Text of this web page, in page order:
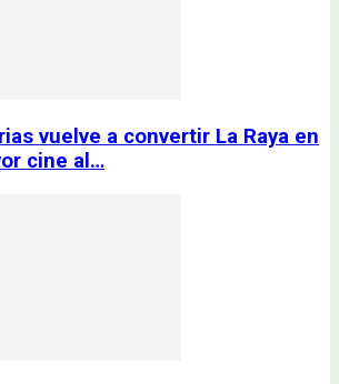
vuelve a convertir La Raya en
cine al…